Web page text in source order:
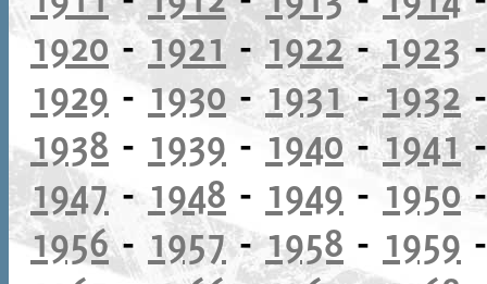
1920 -1921-1922-1923
1929 -1930-1931-1932
1938 - 1939 - 1940-1941
1947- 1948 - 1949 - 1950
1956- 1957-1958 - 1959